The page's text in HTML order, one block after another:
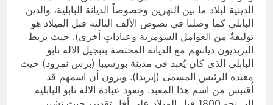
الدينية لبلاد ما بين النهرين وخصوصاً الديانة البابلية، والدين
البابلي كما وصلنا في نصوص الألف الثالثة قبل الميلاد هو
توليفةٌ من العوامل السومرية وعباداتٍ أخرى). حيث يربط
اليزيديون ديانتهم مع الديانة المختصة بتبجيل الآلة نابو
البابلي الذي كان يُعبد في مدينة بورسيبا (برس نمرود) حيث
معبده الرئيس المسمى (إيزيدا). ويرون أن اسمهم قد
أُقتبس من اسم هذا المعبد. وتعود عبادة الآلة نابو البابلية